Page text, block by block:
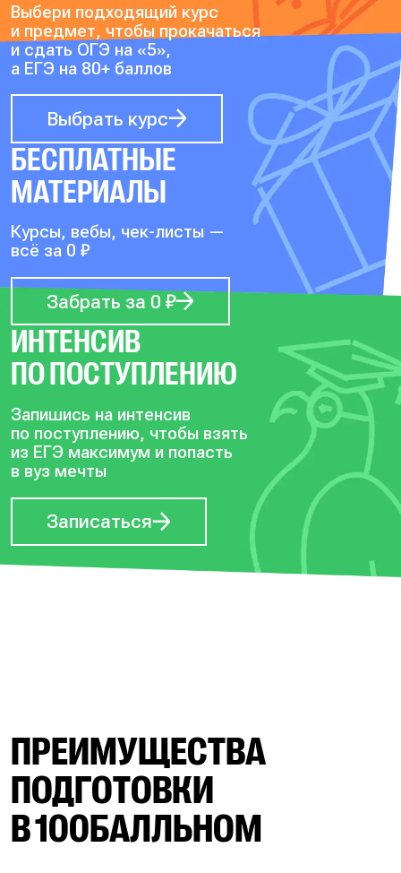
Выбери подходящий курс
и предмет, чтобы прокачаться
и сдать ОГЭ на «5»,
а ЕГЭ на 80+ баллов
Выбрать курс
БЕСПЛАТНЫЕ
МАТЕРИАЛЫ
Курсы, вебы, чек-листы —
всё за 0 ₽
Забрать за 0 ₽
ИНТЕНСИВ
ПО ПОСТУПЛЕНИЮ
Запишись на интенсив
по поступлению, чтобы взять
из ЕГЭ максимум и попасть
в вуз мечты
Записаться
ПРЕИМУЩЕСТВА
ПОДГОТОВКИ
В 100БАЛЛЬНОМ